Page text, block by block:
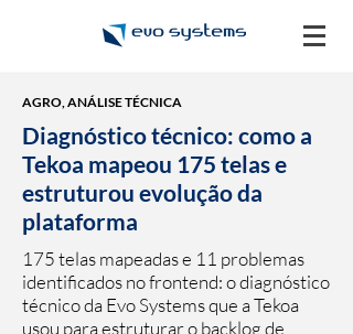
AGRO, ANÁLISE TÉCNICA
Diagnóstico técnico: como a
Tekoa mapeou 175 telas e
estruturou evolução da
plataforma
175 telas mapeadas e 11 problemas
identificados no frontend: o diagnóstico
técnico da Evo Systems que a Tekoa
usou para estruturar o backlog de